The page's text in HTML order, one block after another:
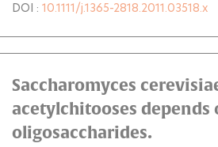
DOI : 10.1111/j.1365-2818.2011.03518.x
Saccharomyces
acetylchitooses
oligosaccharides.